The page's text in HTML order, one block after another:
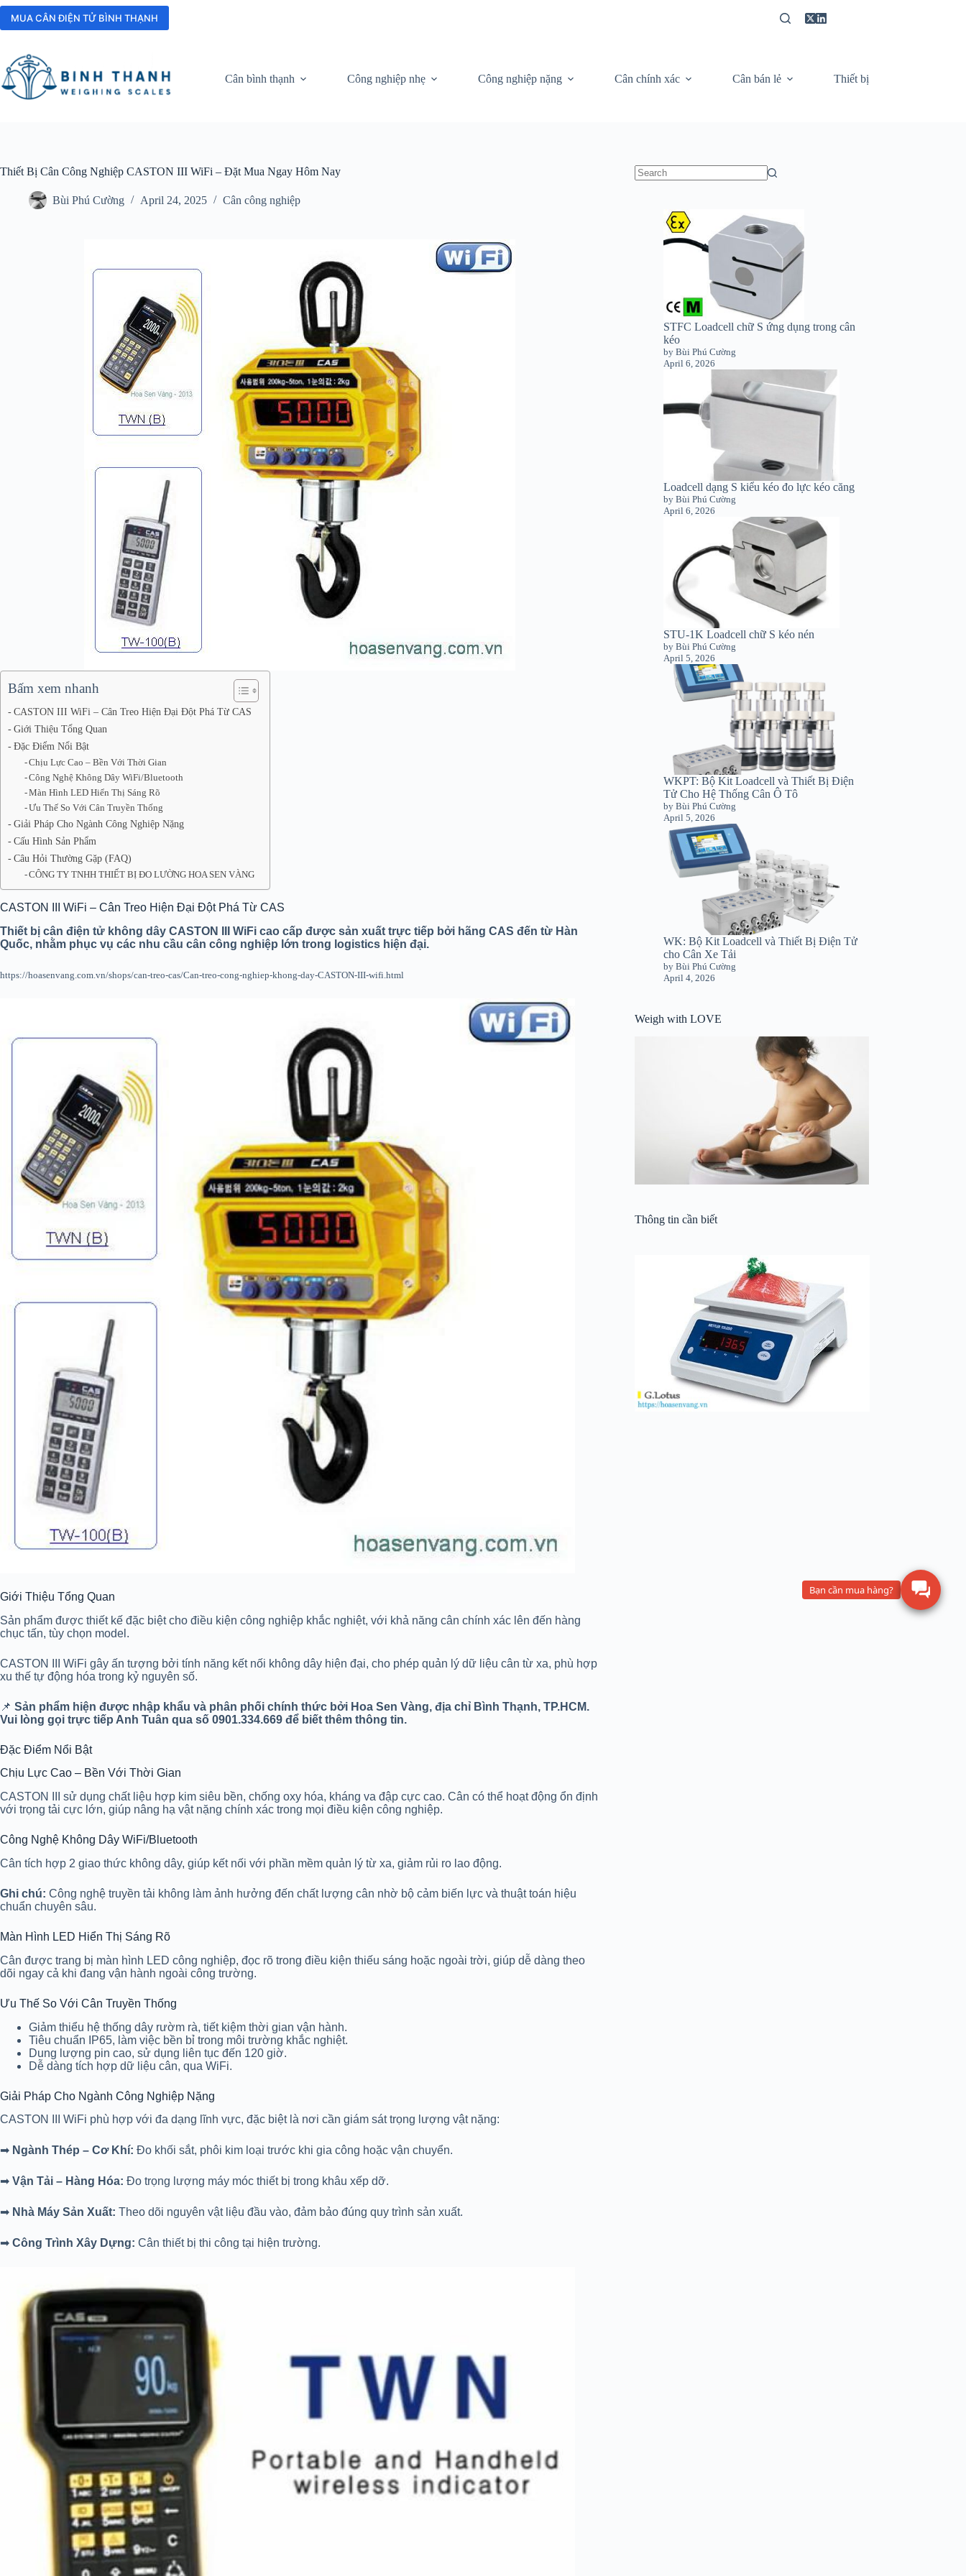
Skip
content
MUA CÂN ĐIỆN TỬ BÌNH THẠNH
Cân bình thạnh Công nghiệp nhẹ Công nghiệp nặng Cân chính xác Cân bán lẻ Thiết bị
Thiết Bị Cân Công Nghiệp CASTON III WiFi – Đặt Mua Ngay Hôm Nay
Bùi Phú Cường April 24, 2025 Cân công nghiệp
Bấm xem nhanh
CASTON III WiFi – Cân Treo Hiện Đại Đột Phá Từ CAS
Giới Thiệu Tổng Quan
Đặc Điểm Nổi Bật
Chịu Lực Cao – Bền Với Thời Gian
Công Nghệ Không Dây WiFi/Bluetooth
Màn Hình LED Hiển Thị Sáng Rõ
Ưu Thế So Với Cân Truyền Thống
Giải Pháp Cho Ngành Công Nghiệp Nặng
Cấu Hình Sản Phẩm
Câu Hỏi Thường Gặp (FAQ)
CÔNG TY TNHH THIẾT BỊ ĐO LƯỜNG HOA SEN VÀNG
CASTON III WiFi – Cân Treo Hiện Đại Đột Phá Từ CAS
Thiết bị cân điện tử không dây CASTON III WiFi cao cấp được sản xuất trực tiếp bởi hãng CAS đến từ Hàn
Quốc, nhằm phục vụ các nhu cầu cân công nghiệp lớn trong logistics hiện đại.
https://hoasenvang.com.vn/shops/can-treo-cas/Can-treo-cong-nghiep-khong-day-CASTON-III-wifi.html
Giới Thiệu Tổng Quan
Sản phẩm được thiết kế đặc biệt cho điều kiện công nghiệp khắc nghiệt, với khả năng cân chính xác lên đến hàng
chục tấn, tùy chọn model.
CASTON III WiFi gây ấn tượng bởi tính năng kết nối không dây hiện đại, cho phép quản lý dữ liệu cân từ xa, phù hợp
xu thế tự động hóa trong kỷ nguyên số.
📌 Sản phẩm hiện được nhập khẩu và phân phối chính thức bởi Hoa Sen Vàng, địa chỉ Bình Thạnh, TP.HCM.
Vui lòng gọi trực tiếp Anh Tuân qua số 0901.334.669 để biết thêm thông tin.
Đặc Điểm Nổi Bật
Chịu Lực Cao – Bền Với Thời Gian
CASTON III sử dụng chất liệu hợp kim siêu bền, chống oxy hóa, kháng va đập cực cao. Cân có thể hoạt động ổn định
với trọng tải cực lớn, giúp nâng hạ vật nặng chính xác trong mọi điều kiện công nghiệp.
Công Nghệ Không Dây WiFi/Bluetooth
Cân tích hợp 2 giao thức không dây, giúp kết nối với phần mềm quản lý từ xa, giảm rủi ro lao động.
Ghi chú: Công nghệ truyền tải không làm ảnh hưởng đến chất lượng cân nhờ bộ cảm biến lực và thuật toán hiệu
chuẩn chuyên sâu.
Màn Hình LED Hiển Thị Sáng Rõ
Cân được trang bị màn hình LED công nghiệp, đọc rõ trong điều kiện thiếu sáng hoặc ngoài trời, giúp dễ dàng theo
dõi ngay cả khi đang vận hành ngoài công trường.
Ưu Thế So Với Cân Truyền Thống
Giảm thiểu hệ thống dây rườm rà, tiết kiệm thời gian vận hành.
Tiêu chuẩn IP65, làm việc bền bỉ trong môi trường khắc nghiệt.
Dung lượng pin cao, sử dụng liên tục đến 120 giờ.
Dễ dàng tích hợp dữ liệu cân, qua WiFi.
Giải Pháp Cho Ngành Công Nghiệp Nặng
CASTON III WiFi phù hợp với đa dạng lĩnh vực, đặc biệt là nơi cần giám sát trọng lượng vật nặng:
➡ Ngành Thép – Cơ Khí: Đo khối sắt, phôi kim loại trước khi gia công hoặc vận chuyển.
➡ Vận Tải – Hàng Hóa: Đo trọng lượng máy móc thiết bị trong khâu xếp dỡ.
➡ Nhà Máy Sản Xuất: Theo dõi nguyên vật liệu đầu vào, đảm bảo đúng quy trình sản xuất.
➡ Công Trình Xây Dựng: Cân thiết bị thi công tại hiện trường.
STFC Loadcell chữ S ứng dụng trong cân
kéo
by Bùi Phú Cường
April 6, 2026
Loadcell dạng S kiểu kéo đo lực kéo căng
by Bùi Phú Cường
April 6, 2026
STU-1K Loadcell chữ S kéo nén
by Bùi Phú Cường
April 5, 2026
WKPT: Bộ Kit Loadcell và Thiết Bị Điện
Tử Cho Hệ Thống Cân Ô Tô
by Bùi Phú Cường
April 5, 2026
WK: Bộ Kit Loadcell và Thiết Bị Điện Tử
cho Cân Xe Tải
by Bùi Phú Cường
April 4, 2026
Weigh with LOVE
Thông tin cần biết
Bạn cần mua hàng?